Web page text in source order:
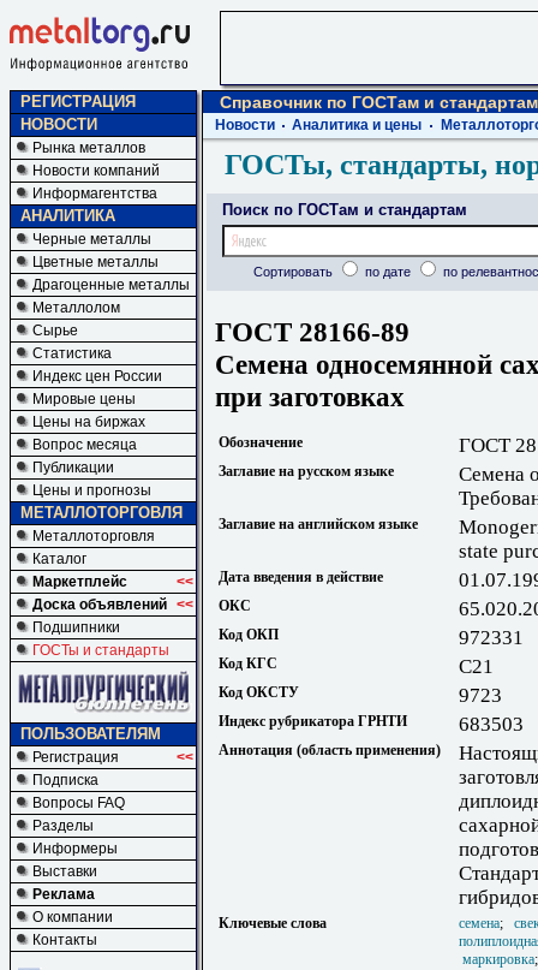
РЕГИСТРАЦИЯ
НОВОСТИ
Рынка металлов
Новости компаний
Информагентства
АНАЛИТИКА
Черные металлы
Цветные металлы
Драгоценные металлы
Металлолом
Сырье
Статистика
Индекс цен России
Мировые цены
Цены на биржах
Вопрос месяца
Публикации
Цены и прогнозы
МЕТАЛЛОТОРГОВЛЯ
Металлоторговля
Каталог
Маркетплейс
<<
Доска объявлений <<
Подшипники
ГОСТы и стандарты
ПОЛЬЗОВАТЕЛЯМ
Регистрация
<<
Подписка
Вопросы FAQ
Разделы
Информеры
Выставки
Реклама
О компании
Контакты
Справочник по ГОСТам и стандартам
Новости Аналитика и цены
ГОСТы, стандарты,
Поиск по ГОСТам и стандартам
Сортировать по дате по
ГОСТ 28166-89
Семена односемянной
при заготовках
Обозначение ГОСТ
Заглавие на русском языке
Семена
Заглавие на английском языке
state
Дата введения в действие
ОКС
Код ОКП 972331
Код КГС С21
Код ОКСТУ 9723
Индекс рубрикатора ГРНТИ 683503
Аннотация (область применения)
Ключевые слова семена;
маркировка